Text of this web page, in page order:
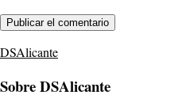
DSAlicante
Sobre DSAlicante